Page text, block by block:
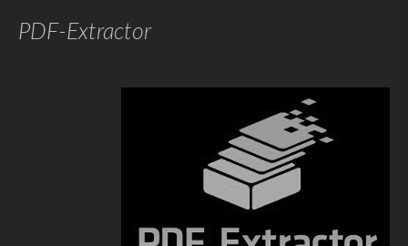
PDF-Extractor